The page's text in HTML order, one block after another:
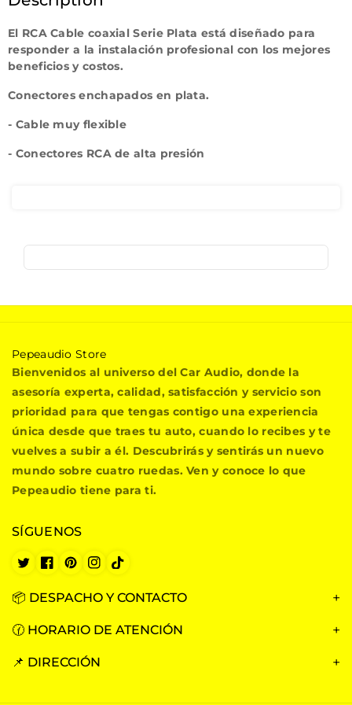
calidad
El RCA Cable coaxial Serie Plata está diseñado para
responder a la instalación profesional con los mejores
beneficios y costos.
Conectores enchapados en plata.
- Cable muy flexible
- Conectores RCA de alta presión
P
e
p
a
u
d
i
o
o
Pepeaudio Store
Bienvenidos al universo del Car Audio, donde la
asesoría experta, calidad, satisfacción y servicio son
prioridad para que tengas contigo una experiencia
única desde que traes tu auto, cuando lo recibes y te
vuelves a subir a él. Descubrirás y sentirás un nuevo
mundo sobre cuatro ruedas. Ven y conoce lo que
Pepeaudio tiene para ti.
SÍGUENOS
T
i
t
F
c
b
k
P
n
e
s
I
s
a
a
T
k
o
📦 DESPACHO Y CONTACTO
🕜 HORARIO DE ATENCIÓN
📌 DIRECCIÓN